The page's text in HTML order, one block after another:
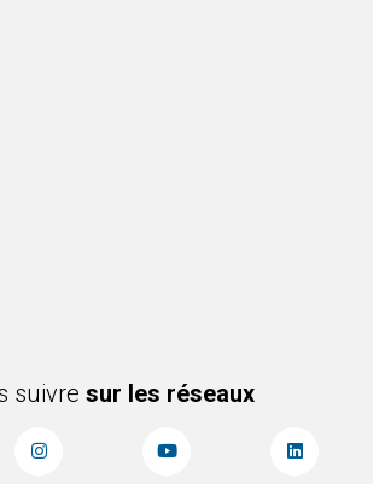
suivre sur les réseaux